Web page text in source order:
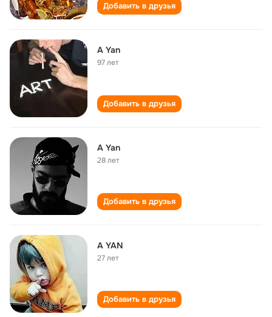
Добавить в друзья
A Yan
97 лет
Добавить в друзья
A Yan
28 лет
Добавить в друзья
A YAN
27 лет
Добавить в друзья